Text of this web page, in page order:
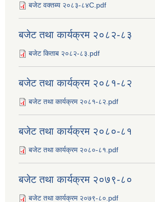
बजेट वक्तब्य २०८३-८४C.pdf
बजेट तथा कार्यक्रम २०८२-८३
बजेट किताब २०८२-८३.pdf
बजेट तथा कार्यक्रम २०८१-८२
बजेट तथा कार्यक्रम २०८१-८२.pdf
बजेट तथा कार्यक्रम २०८०-८१
बजेट तथा कार्यक्रम २०८०-८१.pdf
बजेट तथा कार्यक्रम २०७९-८०
बजेट तथा कार्यक्रम २०७९-८०.pdf